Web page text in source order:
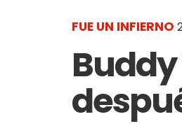
FUE UN INFIERNO